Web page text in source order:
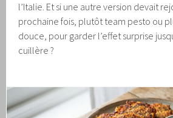
l’Italie. Et si une autre version devait
prochaine fois, plutôt team pesto ou
douce, pour garder l’effet surprise
cuillère ?